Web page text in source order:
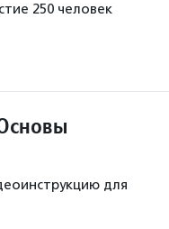
250 человек
для